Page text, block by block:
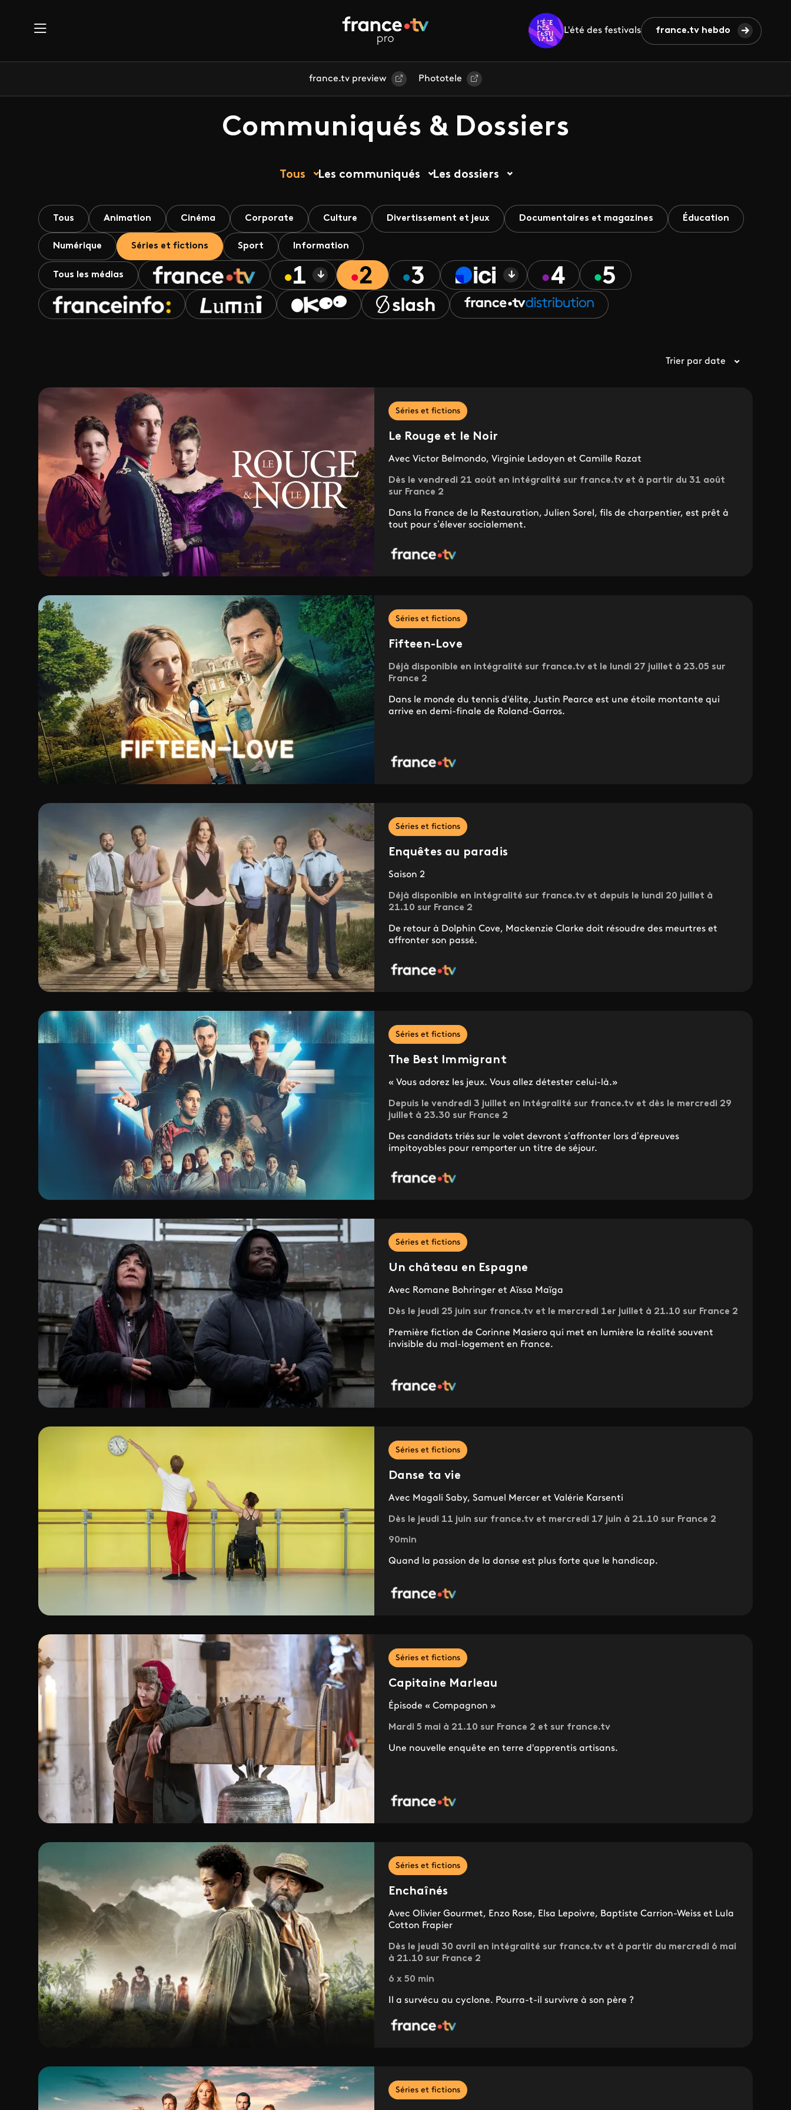
L'été des festivals france.tv hebdo
france.tv preview Phototele
Communiqués & Dossiers
Tous Les communiqués Les dossiers
Tous Animation Cinéma Corporate Culture Divertissement et jeux Documentaires et magazines Éducation
Numérique Séries et fictions Sport Information
Tous les médias
Trier par date
Séries et fictions
Le Rouge et le Noir
Avec Victor Belmondo, Virginie Ledoyen et Camille Razat
Dès le vendredi 21 août en intégralité sur france.tv et à partir du 31 août
sur France 2
Dans la France de la Restauration, Julien Sorel, fils de charpentier, est prêt à
tout pour s’élever socialement.
Séries et fictions
Fifteen-Love
Déjà disponible en intégralité sur france.tv et le lundi 27 juillet à 23.05 sur
France 2
Dans le monde du tennis d'élite, Justin Pearce est une étoile montante qui
arrive en demi-finale de Roland-Garros.
Séries et fictions
Enquêtes au paradis
Saison 2
Déjà disponible en intégralité sur france.tv et depuis le lundi 20 juillet à
21.10 sur France 2
De retour à Dolphin Cove, Mackenzie Clarke doit résoudre des meurtres et
affronter son passé.
Séries et fictions
The Best Immigrant
« Vous adorez les jeux. Vous allez détester celui-là.»
Depuis le vendredi 3 juillet en intégralité sur france.tv et dès le mercredi 29
juillet à 23.30 sur France 2
Des candidats triés sur le volet devront s’affronter lors d’épreuves
impitoyables pour remporter un titre de séjour.
Séries et fictions
Un château en Espagne
Avec Romane Bohringer et Aïssa Maïga
Dès le jeudi 25 juin sur france.tv et le mercredi 1er juillet à 21.10 sur France 2
Première fiction de Corinne Masiero qui met en lumière la réalité souvent
invisible du mal-logement en France.
Séries et fictions
Danse ta vie
Avec Magali Saby, Samuel Mercer et Valérie Karsenti
Dès le jeudi 11 juin sur france.tv et mercredi 17 juin à 21.10 sur France 2
90min
Quand la passion de la danse est plus forte que le handicap.
Séries et fictions
Capitaine Marleau
Épisode « Compagnon »
Mardi 5 mai à 21.10 sur France 2 et sur france.tv
Une nouvelle enquête en terre d'apprentis artisans.
Séries et fictions
Enchaînés
Avec Olivier Gourmet, Enzo Rose, Elsa Lepoivre, Baptiste Carrion-Weiss et Lula
Cotton Frapier
Dès le jeudi 30 avril en intégralité sur france.tv et à partir du mercredi 6 mai
à 21.10 sur France 2
6 x 50 min
Il a survécu au cyclone. Pourra-t-il survivre à son père ?
Séries et fictions